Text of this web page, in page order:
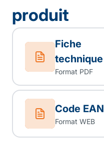
produit
Fiche
technique
Format PDF
Code EAN
Format WEB